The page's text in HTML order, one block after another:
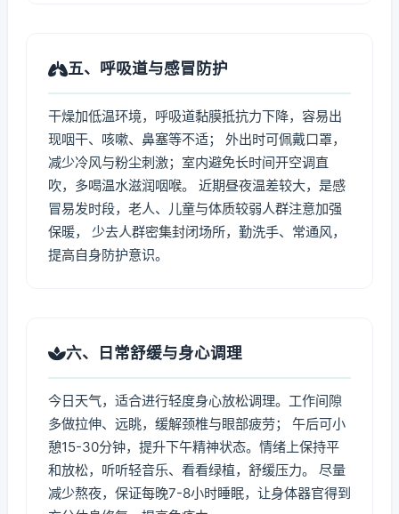
五、呼吸道与感冒防护
干燥加低温环境，呼吸道黏膜抵抗力下降，容易出
现咽干、咳嗽、鼻塞等不适； 外出时可佩戴口罩，
减少冷风与粉尘刺激；室内避免长时间开空调直
吹，多喝温水滋润咽喉。 近期昼夜温差较大，是感
冒易发时段，老人、儿童与体质较弱人群注意加强
保暖， 少去人群密集封闭场所，勤洗手、常通风，
提高自身防护意识。
六、日常舒缓与身心调理
今日天气，适合进行轻度身心放松调理。工作间隙
多做拉伸、远眺，缓解颈椎与眼部疲劳； 午后可小
憩15-30分钟，提升下午精神状态。情绪上保持平
和放松，听听轻音乐、看看绿植，舒缓压力。 尽量
减少熬夜，保证每晚7-8小时睡眠，让身体器官得到